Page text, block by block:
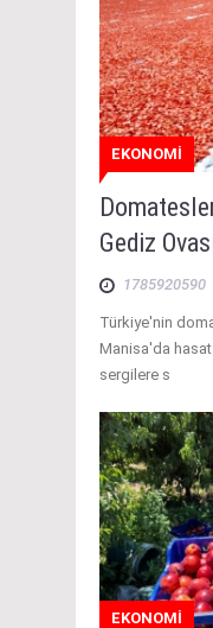
EKONOMİ
Gediz
1785920590
Türkiye'nin
Manisa'da
sergilere s
EKONOMİ